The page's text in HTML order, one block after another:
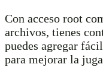
Con acceso root
archivos, tienes
puedes agregar
para mejorar la